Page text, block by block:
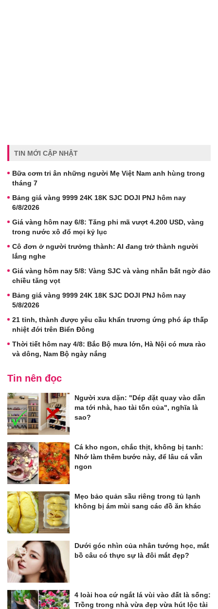
TIN MỚI CẬP NHẬT
Bữa cơm tri ân những người Mẹ Việt Nam anh hùng trong
tháng 7
Bảng giá vàng 9999 24K 18K SJC DOJI PNJ hôm nay
6/8/2026
Giá vàng hôm nay 6/8: Tăng phi mã vượt 4.200 USD, vàng
trong nước xô đổ mọi kỷ lục
Cô đơn ở người trưởng thành: AI đang trở thành người
lắng nghe
Giá vàng hôm nay 5/8: Vàng SJC và vàng nhẫn bất ngờ đảo
chiều tăng vọt
Bảng giá vàng 9999 24K 18K SJC DOJI PNJ hôm nay
5/8/2026
21 tỉnh, thành được yêu cầu khẩn trương ứng phó áp thấp
nhiệt đới trên Biển Đông
Thời tiết hôm nay 4/8: Bắc Bộ mưa lớn, Hà Nội có mưa rào
và dông, Nam Bộ ngày nắng
Tin nên đọc
Người xưa dặn: "Dép đặt quay vào dẫn
ma tới nhà, hao tài tốn của", nghĩa là
sao?
Cá kho ngon, chắc thịt, không bị tanh:
Nhớ làm thêm bước này, để lâu cá vẫn
ngon
Mẹo bảo quản sầu riêng trong tủ lạnh
không bị ám mùi sang các đồ ăn khác
Dưới góc nhìn của nhân tướng học, mắt
bồ câu có thực sự là đôi mắt đẹp?
4 loài hoa cứ ngắt lá vùi vào đất là sống:
Trồng trong nhà vừa đẹp vừa hút lộc tài